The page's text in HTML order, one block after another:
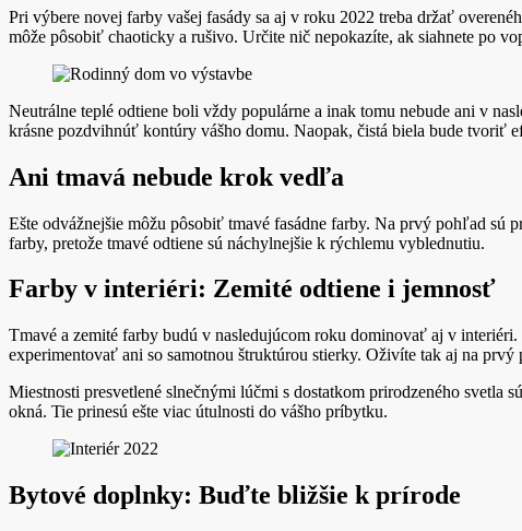
Pri výbere novej farby vašej fasády sa aj v roku 2022 treba držať
môže pôsobiť chaoticky a rušivo. Určite nič nepokazíte, ak siahnete po
Neutrálne teplé odtiene boli vždy populárne a inak tomu nebude ani v
krásne pozdvihnúť kontúry vášho domu. Naopak, čistá biela bude tvoriť
Ani tmavá nebude krok vedľa
Ešte odvážnejšie môžu pôsobiť tmavé fasádne farby. Na prvý pohľad sú
farby, pretože tmavé odtiene sú náchylnejšie k rýchlemu vyblednutiu.
Farby v interiéri: Zemité odtiene i jemnosť
Tmavé a zemité farby budú v nasledujúcom roku dominovať aj v
experimentovať ani so samotnou štruktúrou stierky. Oživíte tak aj na prvý
Miestnosti presvetlené slnečnými lúčmi s dostatkom prirodzeného
okná. Tie prinesú ešte viac útulnosti do vášho príbytku.
Bytové doplnky: Buďte bližšie k prírode